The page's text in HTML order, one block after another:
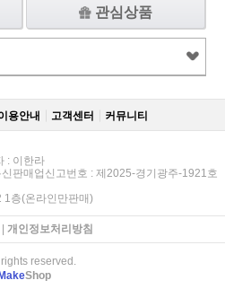
관심상품
용안내 고객센터 커뮤니티
: 이한라
판매업신고번호 : 제2025-경기광주-1921호
1층(온라인만판매)
개인정보처리방침
reserved.
MakeShop